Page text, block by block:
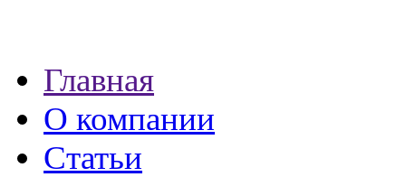
экспресс займы
Главная
О компании
Статьи